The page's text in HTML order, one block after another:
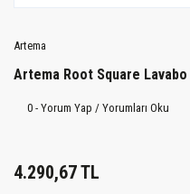
Artema
Artema Root Square Lavabo
0 - Yorum Yap / Yorumları Oku
4.290,67 TL